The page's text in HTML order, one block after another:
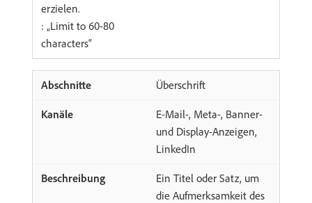
erzielen.
: „Limit to 60-80
characters“
Überschrift
E-Mail-, Meta-, Banner-
und Display-Anzeigen,
LinkedIn
Ein Titel oder Satz, um
die Aufmerksamkeit des